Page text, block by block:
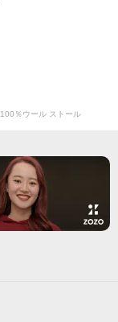
100％ウール ストール